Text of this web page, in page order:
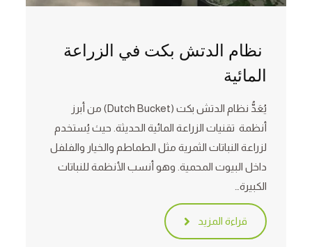
نظام الدتش بكت في الزراعة
المائية
يُعَدُّ نظام الدتش بكت (Dutch Bucket) من أبرز
أنظمة تقنيات الزراعة المائية الحديثة. حيث يُستخدم
لزراعة النباتات الثمرية مثل الطماطم والخيار والفلفل
داخل البيوت المحمية. وهو أنسب الأنظمة للنباتات
الكبيرة…
قراءة المزيد